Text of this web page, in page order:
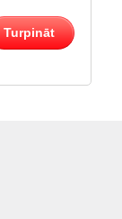
Turpināt